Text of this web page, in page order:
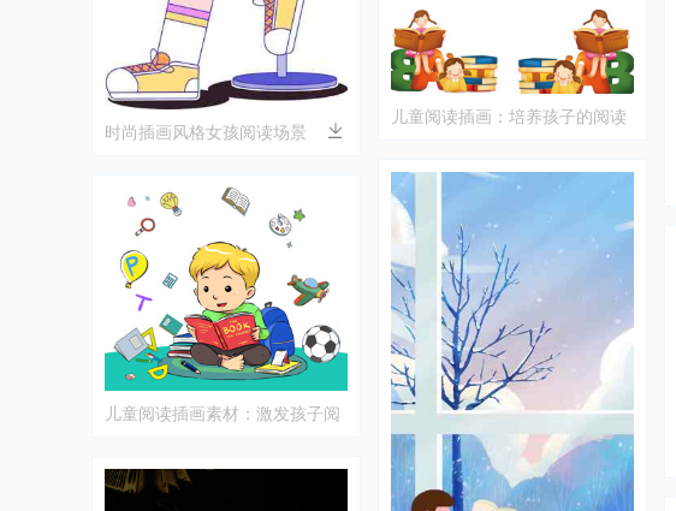
时尚插画风格女孩阅读场景
儿童阅读插画素材：激发孩子阅
儿童阅读插画：培养孩子的阅读